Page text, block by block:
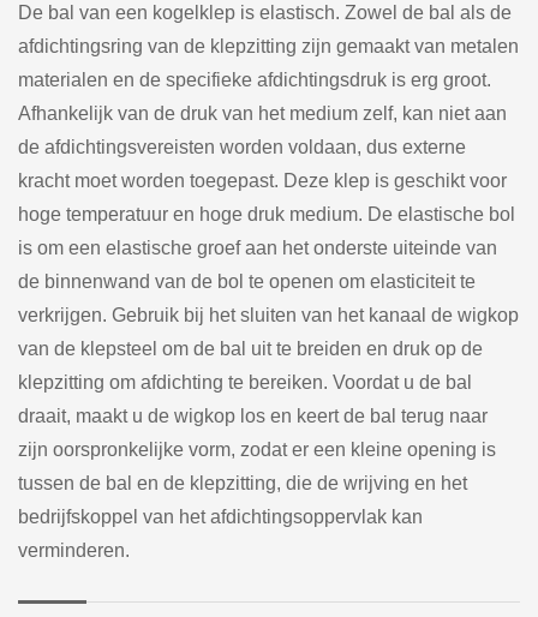
De bal van een kogelklep is elastisch. Zowel de bal als de
afdichtingsring van de klepzitting zijn gemaakt van metalen
materialen en de specifieke afdichtingsdruk is erg groot.
Afhankelijk van de druk van het medium zelf, kan niet aan
de afdichtingsvereisten worden voldaan, dus externe
kracht moet worden toegepast. Deze klep is geschikt voor
hoge temperatuur en hoge druk medium. De elastische bol
is om een elastische groef aan het onderste uiteinde van
de binnenwand van de bol te openen om elasticiteit te
verkrijgen. Gebruik bij het sluiten van het kanaal de wigkop
van de klepsteel om de bal uit te breiden en druk op de
klepzitting om afdichting te bereiken. Voordat u de bal
draait, maakt u de wigkop los en keert de bal terug naar
zijn oorspronkelijke vorm, zodat er een kleine opening is
tussen de bal en de klepzitting, die de wrijving en het
bedrijfskoppel van het afdichtingsoppervlak kan
verminderen.